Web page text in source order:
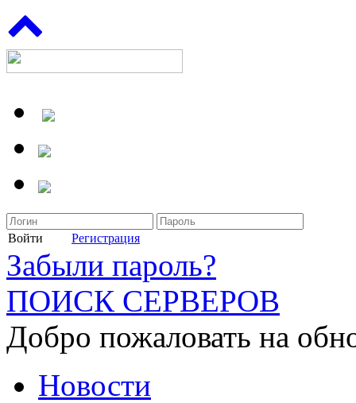
Войти Регистрация
Забыли пароль?
ПОИСК СЕРВЕРОВ
Добро пожаловать на
Новости